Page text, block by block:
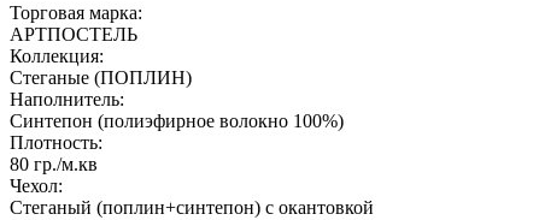
Торговая марка:
АРТПОСТЕЛЬ
Коллекция:
Стеганые (ПОПЛИН)
Наполнитель:
Синтепон (полиэфирное волокно 100%)
Плотность:
80 гр./м.кв
Чехол:
Стеганый (поплин+синтепон) с окантовкой